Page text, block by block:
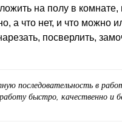
на полу в
а что нет, и что можно
посверлить,
последовательность в
быстро, качественно и